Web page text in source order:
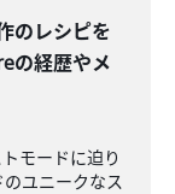
のレシピを
の経歴やメ
モードに迫り
ユニークなス